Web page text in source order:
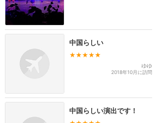
中国らしい
★★★★★
ゆゆ
2018年10月に訪問
中国らしい演出です！